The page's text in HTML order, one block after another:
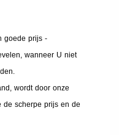
goede prijs -
wanneer U niet
wordt door onze
de scherpe prijs en de